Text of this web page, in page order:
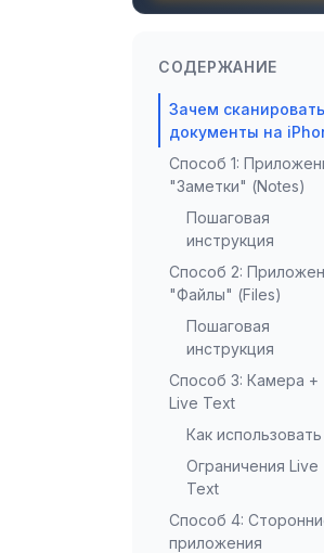
СОДЕРЖАНИЕ
Зачем сканировать
документы на
Способ 1:
"Заметки" (Notes)
Пошаговая
инструкция
Способ 2:
"Файлы" (Files)
Пошаговая
инструкция
Способ 3: Камера +
Live Text
Как использовать
Ограничения Live
Text
Способ 4:
приложения